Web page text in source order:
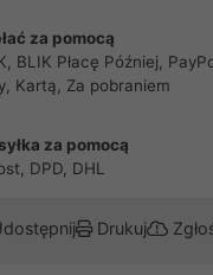
za pomocą
BLIK Płacę Później,
Kartą, Za pobraniem
za pomocą
DPD, DHL
Drukuj